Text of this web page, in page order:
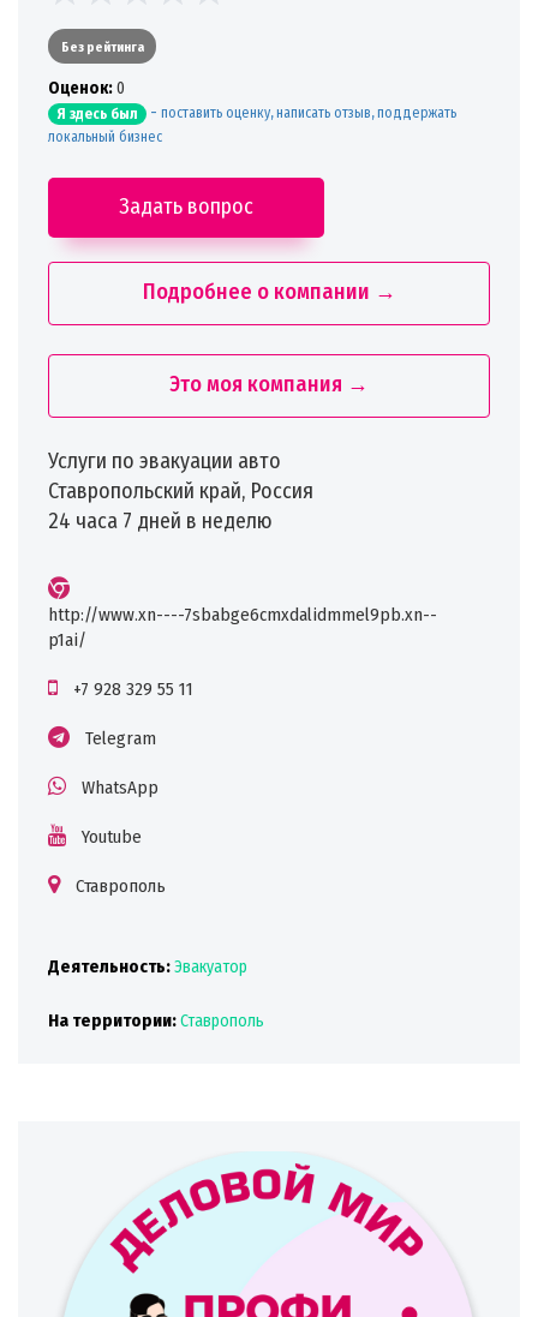
Без рейтинга
Oценок:0
Я здесь был - поставить оценку, написать отзыв, поддержать
локальный бизнес
Задать вопрос
Подробнее о компании →
Это моя компания →
Услуги по эвакуации авто
Ставропольский край, Россия
24 часа 7 дней в неделю
http://www.xn----7sbabge6cmxdalidmmel9pb.xn--
p1ai/
+7 928 329 55 11
Telegram
WhatsApp
Youtube
Ставрополь
Деятельность:Эвакуатор
На территории:Ставрополь